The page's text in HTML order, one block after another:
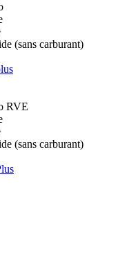
(sans carburant)
RVE
(sans carburant)